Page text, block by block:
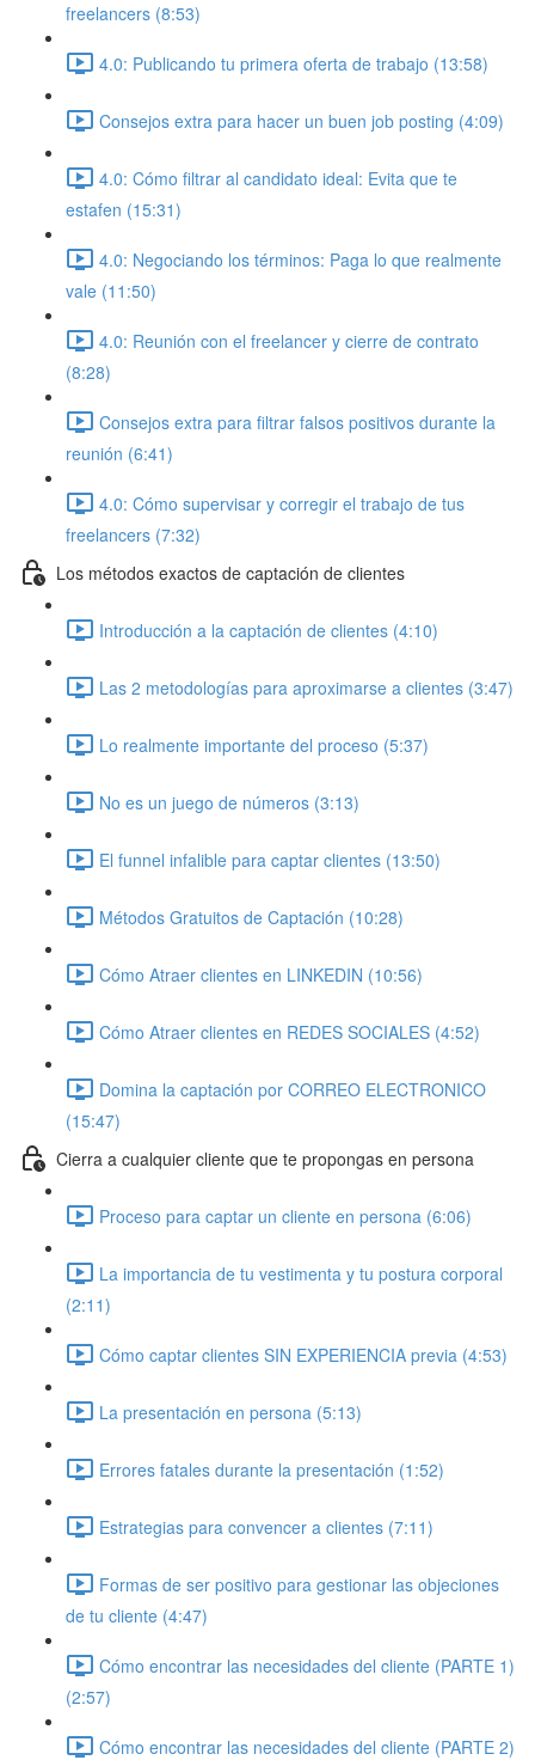
freelancers (8:53)
4.0: Publicando tu primera oferta de trabajo (13:58)
Consejos extra para hacer un buen job posting (4:09)
4.0: Cómo filtrar al candidato ideal: Evita que te
estafen (15:31)
4.0: Negociando los términos: Paga lo que realmente
vale (11:50)
4.0: Reunión con el freelancer y cierre de contrato
(8:28)
Consejos extra para filtrar falsos positivos durante la
reunión (6:41)
4.0: Cómo supervisar y corregir el trabajo de tus
freelancers (7:32)
Los métodos exactos de captación de clientes
Introducción a la captación de clientes (4:10)
Las 2 metodologías para aproximarse a clientes (3:47)
Lo realmente importante del proceso (5:37)
No es un juego de números (3:13)
El funnel infalible para captar clientes (13:50)
Métodos Gratuitos de Captación (10:28)
Cómo Atraer clientes en LINKEDIN (10:56)
Cómo Atraer clientes en REDES SOCIALES (4:52)
Domina la captación por CORREO ELECTRONICO
(15:47)
Cierra a cualquier cliente que te propongas en persona
Proceso para captar un cliente en persona (6:06)
La importancia de tu vestimenta y tu postura corporal
(2:11)
Cómo captar clientes SIN EXPERIENCIA previa (4:53)
La presentación en persona (5:13)
Errores fatales durante la presentación (1:52)
Estrategias para convencer a clientes (7:11)
Formas de ser positivo para gestionar las objeciones
de tu cliente (4:47)
Cómo encontrar las necesidades del cliente (PARTE 1)
(2:57)
Cómo encontrar las necesidades del cliente (PARTE 2)